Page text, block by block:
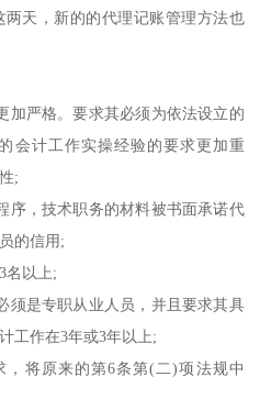
天，新的的代理记账管理方法也
加严格。要求其必须为依法设立的
会计工作实操经验的要求更加重
;
序，技术职务的材料被书面承诺代
的信用;
名以上;
须是专职从业人员，并且要求其具
工作在3年或3年以上;
将原来的第6条第(二)项法规中